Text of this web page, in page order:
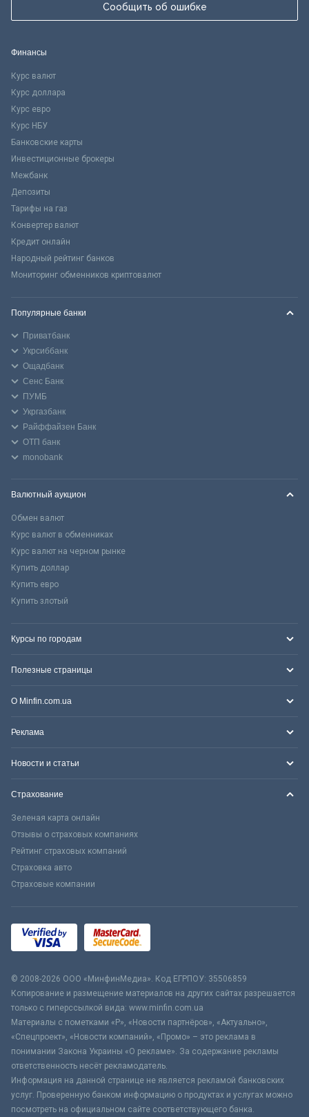
Сообщить об ошибке
Финансы
Курс валют
Курс доллара
Курс евро
Курс НБУ
Банковские карты
Инвестиционные брокеры
Межбанк
Депозиты
Тарифы на газ
Конвертер валют
Кредит онлайн
Народный рейтинг банков
Мониторинг обменников криптовалют
Популярные банки
Приватбанк
Укрсиббанк
Ощадбанк
Сенс Банк
ПУМБ
Укргазбанк
Райффайзен Банк
ОТП банк
monobank
Валютный аукцион
Обмен валют
Курс валют в обменниках
Курс валют на черном рынке
Купить доллар
Купить евро
Купить злотый
Курсы по городам
Полезные страницы
О Minfin.com.ua
Реклама
Новости и статьи
Страхование
Зеленая карта онлайн
Отзывы о страховых компаниях
Рейтинг страховых компаний
Страховка авто
Страховые компании
© 2008-2026 ООО «МинфинМедиа». Код ЕГРПОУ: 35506859
Копирование и размещение материалов на других сайтах разрешается
только с гиперссылкой вида: www.minfin.com.ua
Материалы с пометками «Р», «Новости партнёров», «Актуально»,
«Спецпроект», «Новости компаний», «Промо» – это реклама в
понимании Закона Украины «О рекламе». За содержание рекламы
ответственность несёт рекламодатель.
Информация на данной странице не является рекламой банковских
услуг. Проверенную банком информацию о продуктах и услугах можно
посмотреть на официальном сайте соответствующего банка.